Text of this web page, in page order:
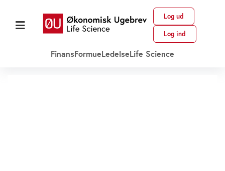
Log ud
Log ind
FinansFormueLedelseLife Science